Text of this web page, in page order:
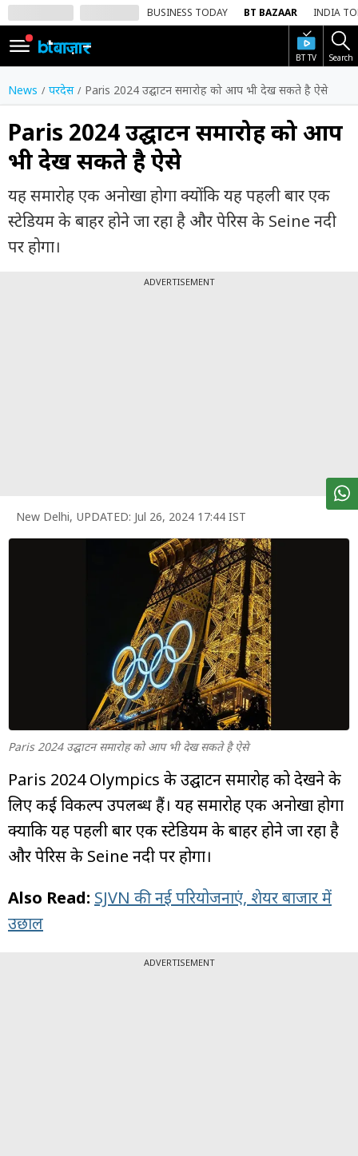
BUSINESS TODAY BT BAZAAR INDIA
BT TV Search
SIGN
IN
Dark
Mode
होम
शेयर
बाज़ार
वीडियो
फंड
News परदेस Paris 2024 उद्घाटन समारोह को आप भी देख सकते है ऐसे
Paris 2024 उद्घाटन समारोह को आप
भी देख सकते है ऐसे
यह समारोह एक अनोखा होगा क्योंकि यह पहली बार एक
स्टेडियम के बाहर होने जा रहा है और पेरिस के Seine नदी
पर होगा।
ADVERTISEMENT
New Delhi, UPDATED: Jul 26, 2024 17:44 IST
Paris 2024 उद्घाटन समारोह को आप भी देख सकते है ऐसे
Paris 2024 Olympics के उद्घाटन समारोह को देखने के
लिए कई विकल्प उपलब्ध हैं। यह समारोह एक अनोखा होगा
क्योंकि यह पहली बार एक स्टेडियम के बाहर होने जा रहा है
और पेरिस के Seine नदी पर होगा।
Also Read: SJVN की नई परियोजनाएं, शेयर बाजार में
उछाल
ADVERTISEMENT